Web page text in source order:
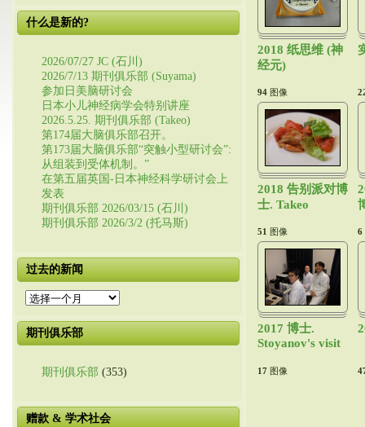
什么是新的?
2026/07/27 JC (石川)
2026/7/13 期刊俱乐部 (Suyama)
参加日美脑研讨会
日本小儿神经病学会特别讲座
2026.5.25. 期刊俱乐部 (Takeo)
第174届大脑俱乐部召开。
第173届大脑俱乐部“突触小型研讨会”:
从组装到受体机制。”
在第五届英国-日本神经科学研讨会上
发表
期刊俱乐部 2026/03/15 (石川)
期刊俱乐部 2026/3/2 (托马斯)
过去的新闻
过
的
新
期刊俱乐部
期刊俱乐部 (353)
赠款 & 学术社会
2018 纸思维 (神
经元)
94 图像
2018 告别派对博
士. Takeo
51 图像 6
2017 博士.
Stoyanov's visit
17 图像